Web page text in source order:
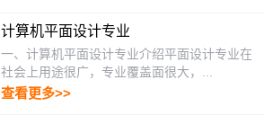
计算机平面设计专业
一、计算机平面设计专业介绍平面设计专业在
社会上用途很广，专业覆盖面很大，...
查看更多>>